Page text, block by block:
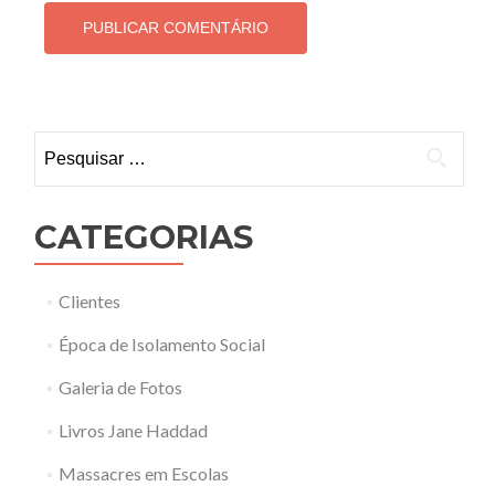
CATEGORIAS
Clientes
Época de Isolamento Social
Galeria de Fotos
Livros Jane Haddad
Massacres em Escolas